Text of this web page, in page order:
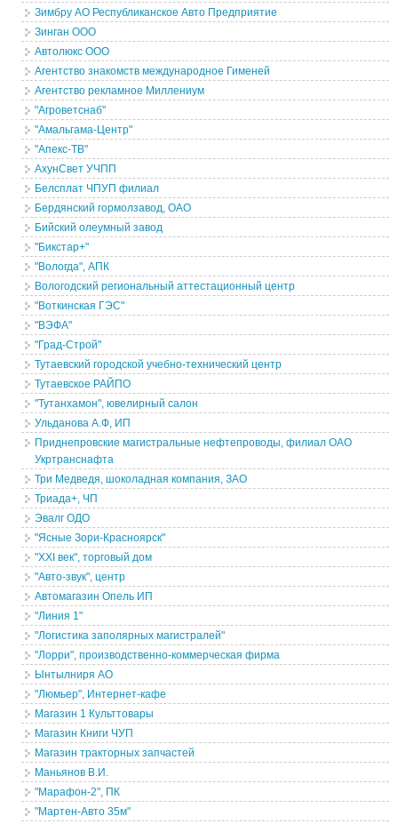
Зимбру АО Республиканское Авто Предприятие
Зинган ООО
Автолюкс ООО
Агентство знакомств международное Гименей
Агентство рекламное Миллениум
"Агроветснаб"
"Амальгама-Центр"
"Апекс-ТВ"
АхунСвет УЧПП
Белсплат ЧПУП филиал
Бердянский гормолзавод, ОАО
Бийский олеумный завод
"Бикстар+"
"Вологда", АПК
Вологодский региональный аттестационный центр
"Воткинская ГЭС"
"ВЭФА"
"Град-Строй"
Тутаевский городской учебно-технический центр
Тутаевское РАЙПО
"Тутанхамон", ювелирный салон
Ульданова А.Ф, ИП
Приднепровские магистральные нефтепроводы, филиал ОАО
Укртранснафта
Три Медведя, шоколадная компания, ЗАО
Триада+, ЧП
Эвалг ОДО
"Ясные Зори-Красноярск"
"XXI век", торговый дом
"Авто-звук", центр
Автомагазин Опель ИП
"Линия 1"
"Логистика заполярных магистралей"
"Лорри", производственно-коммерческая фирма
Ынтылниря АО
"Люмьер", Интернет-кафе
Магазин 1 Культтовары
Магазин Книги ЧУП
Магазин тракторных запчастей
Маньянов В.И.
"Марафон-2", ПК
"Мартен-Авто 35м"